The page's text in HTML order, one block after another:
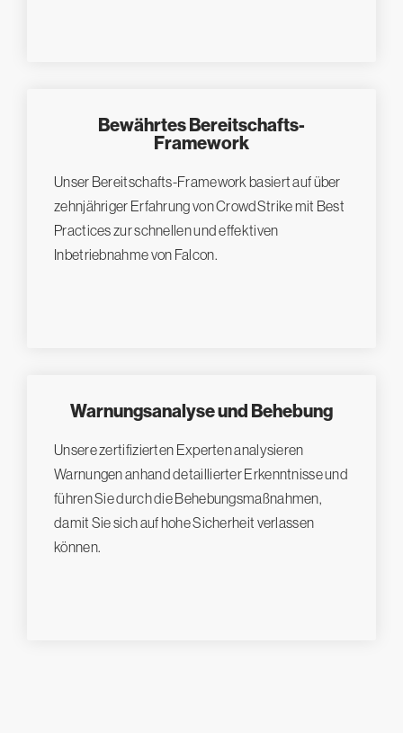
Bewährtes Bereitschafts-
Framework
Unser Bereitschafts-Framework basiert auf über
zehnjähriger Erfahrung von CrowdStrike mit Best
Practices zur schnellen und effektiven
Inbetriebnahme von Falcon.
Warnungsanalyse und Behebung
Unsere zertifizierten Experten analysieren
Warnungen anhand detaillierter Erkenntnisse und
führen Sie durch die Behebungsmaßnahmen,
damit Sie sich auf hohe Sicherheit verlassen
können.